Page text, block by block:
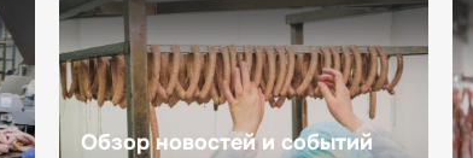
Обзор новостей и событий